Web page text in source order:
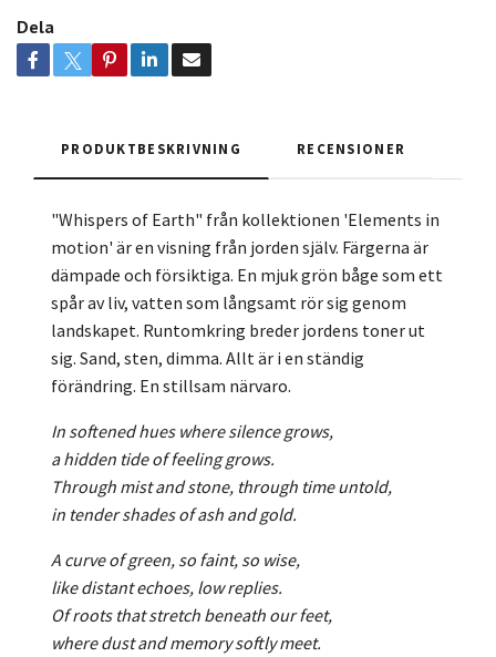
Dela
PRODUKTBESKRIVNING RECENSIONER
"Whispers of Earth" från kollektionen 'Elements in
motion' är en visning från jorden själv. Färgerna är
dämpade och försiktiga. En mjuk grön båge som ett
spår av liv, vatten som långsamt rör sig genom
landskapet. Runtomkring breder jordens toner ut
sig. Sand, sten, dimma. Allt är i en ständig
förändring. En stillsam närvaro.
In softened hues where silence grows,
a hidden tide of feeling grows.
Through mist and stone, through time untold,
in tender shades of ash and gold.
A curve of green, so faint, so wise,
like distant echoes, low replies.
Of roots that stretch beneath our feet,
where dust and memory softly meet.